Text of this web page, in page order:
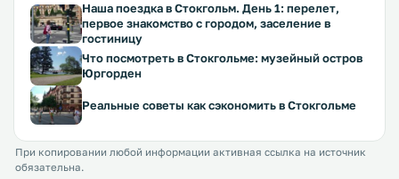
Наша поездка в Стокгольм. День 1: перелет,
первое знакомство с городом, заселение в
гостиницу
Что посмотреть в Стокгольме: музейный остров
Юргорден
Реальные советы как сэкономить в Стокгольме
При копировании любой информации активная ссылка на источник
обязательна.